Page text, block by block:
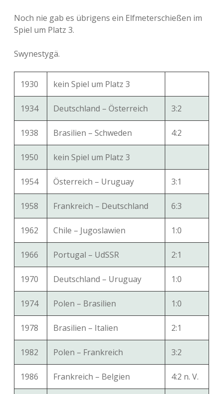
Noch nie gab es übrigens ein Elfmeterschießen im
Spiel um Platz 3.
Swynestygä.
1930 kein Spiel um Platz 3
1934 Deutschland – Österreich 3:2
1938 Brasilien – Schweden 4:2
1950 kein Spiel um Platz 3
1954 Österreich – Uruguay 3:1
1958 Frankreich – Deutschland 6:3
1962 Chile – Jugoslawien 1:0
1966 Portugal – UdSSR 2:1
1970 Deutschland – Uruguay 1:0
1974 Polen – Brasilien 1:0
1978 Brasilien – Italien 2:1
1982 Polen – Frankreich 3:2
1986 Frankreich – Belgien 4:2 n. V.